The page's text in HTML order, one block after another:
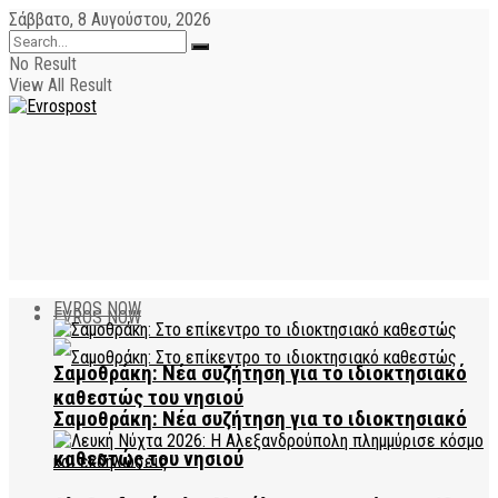
Σάββατο, 8 Αυγούστου, 2026
No Result
View All Result
EVROS NOW
Σαμοθράκη: Νέα συζήτηση για το ιδιοκτησιακό
καθεστώς του νησιού
EVROS NOW
Σαμοθράκη: Νέα συζήτηση για το ιδιοκτησιακό
καθεστώς του νησιού